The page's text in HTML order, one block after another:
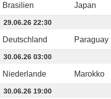
Brasilien Japan
29.06.26 22:30
Deutschland Paraguay
30.06.26 03:00
Niederlande Marokko
30.06.26 19:00